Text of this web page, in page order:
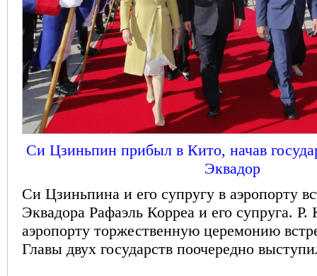
Си Цзиньпин прибыл в Кито, начав
Эквадор
Си Цзиньпина и его супругу в аэропорту
Эквадора Рафаэль Корреа и его супруга. Р.
аэропорту торжественную церемонию
Главы двух государств поочередно